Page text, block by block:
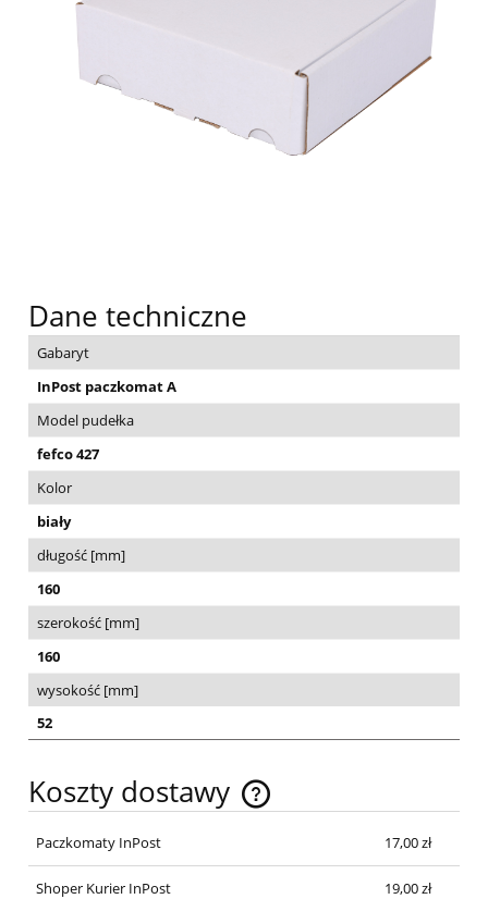
Dane techniczne
Gabaryt
InPost paczkomat A
Model pudełka
fefco 427
Kolor
biały
długość [mm]
160
szerokość [mm]
160
wysokość [mm]
52
Koszty dostawy
Cena nie zawiera ewentualnych kosztów płatności
Paczkomaty InPost
17,00 zł
Shoper Kurier InPost 19,00 zł